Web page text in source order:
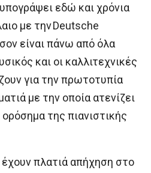
εδώ και χρόνια
με την Deutsche
είναι πάνω από όλα
και οι καλλιτεχνικές
για την πρωτοτυπία
με την οποία ατενίζει
της πιανιστικής
πλατιά απήχηση στο